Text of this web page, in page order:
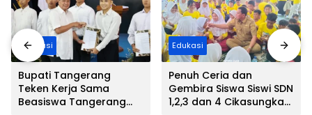
Edukasi
Bupati Tangerang
Teken Kerja Sama
Beasiswa Tangerang
Edukasi
Penuh Ceria dan
Gembira Siswa Siswi SDN
1,2,3 dan 4 Cikasungka